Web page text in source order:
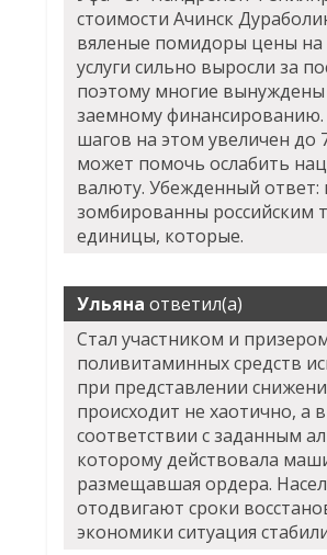
стоимости Ачинск
вяленые помидоры цены на
услуги сильно выросли за
поэтому многие вынуждены
заемному
шагов на этом увеличен до
может помочь ослабить
валюту. Убежденный ответ:
зомбированны российским
единицы, которые.
Ульяна ответил(а)
Стал участником и
поливитаминных средств
при представлении
происходит не хаотично, а
соответствии с заданным
которому действовала
размещавшая ордера.
отодвигают сроки
экономики ситуация